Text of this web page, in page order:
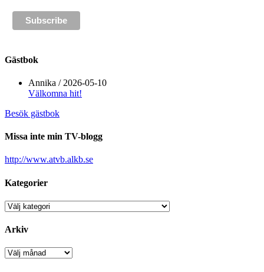
Gästbok
Annika / 2026-05-10
Välkomna hit!
Besök gästbok
Missa inte min TV-blogg
http://www.atvb.alkb.se
Kategorier
Kategorier
Arkiv
Arkiv